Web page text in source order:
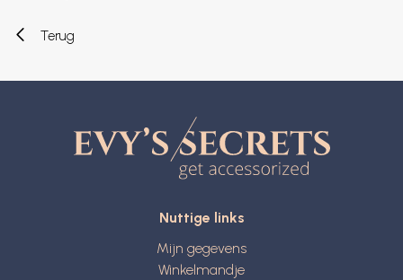
Terug
Nuttige links
Mijn gegevens
Winkelmandje